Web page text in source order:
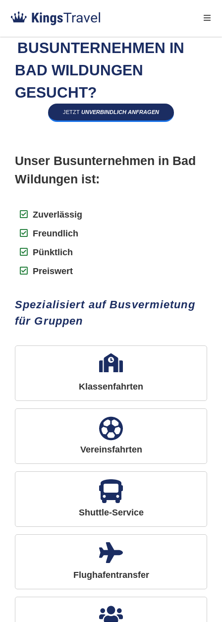
BUSUNTERNEHMEN IN
BAD WILDUNGEN
GESUCHT?
JETZT UNVERBINDLICH ANFRAGEN
Unser Busunternehmen in Bad
Wildungen ist:
Zuverlässig
Freundlich
Pünktlich
Preiswert
Spezialisiert auf Busvermietung
für Gruppen
Klassenfahrten
Vereinsfahrten
Shuttle-Service
Flughafentransfer